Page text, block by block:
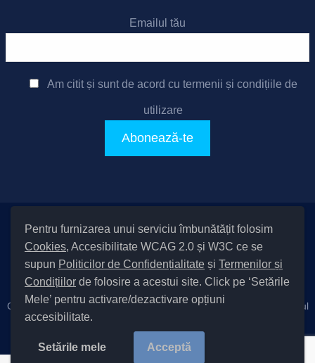
Pentru furnizarea unui serviciu îmbunătățit folosim
Cookies, Accesibilitate WCAG 2.0 și W3C ce se
supun Politicilor de Confidențialitate și Termenilor și
Condițiilor de folosire a acestui site. Click pe ‘Setările
Mele’ pentru activare/dezactivare opțiuni
accesibilitate.
Setările mele Acceptă
Emailul tău
Am citit și sunt de acord cu termenii și condițiile de
utilizare
Setări Cookies și Accesibilitate
Informare cu privire la prelucrarea datelor | Politică de utilizare
cookies|Termeni și condiții de utilizare a site-ului
Politică de
Cod Județ 4 / Județul Bacău / Tipul UAT – 14 – C – Comună / Codul
SIRUTA al Unității Administrativ-Teritoriale 20411 / Măgura
Copyright © 2022 Primăria Măgura județul Bacău |